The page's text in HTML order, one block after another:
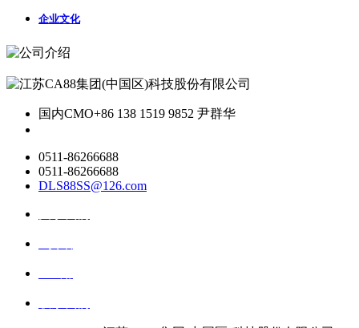
企业文化
国内CMO+86 138 1519 9852 尹群华
0511-86266688
0511-86266688
DLS88SS@126.com